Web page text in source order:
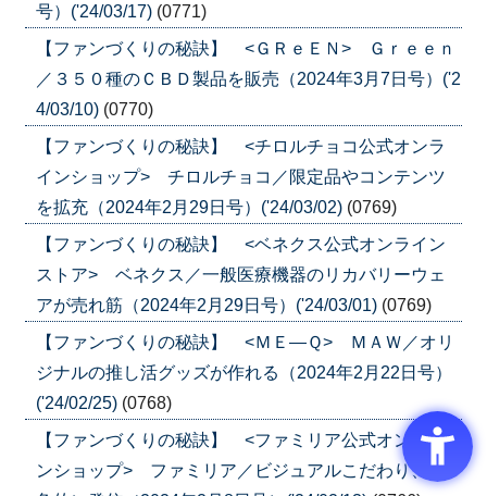
号）('24/03/17) (0771)
【ファンづくりの秘訣】 <ＧＲｅＥＮ> Ｇｒｅｅｎ
／３５０種のＣＢＤ製品を販売（2024年3月7日号）('2
4/03/10) (0770)
【ファンづくりの秘訣】 <チロルチョコ公式オンラ
インショップ> チロルチョコ／限定品やコンテンツ
を拡充（2024年2月29日号）('24/03/02) (0769)
【ファンづくりの秘訣】 <ベネクス公式オンライン
ストア> ベネクス／一般医療機器のリカバリーウェ
アが売れ筋（2024年2月29日号）('24/03/01) (0769)
【ファンづくりの秘訣】 <ＭＥ―Ｑ> ＭＡＷ／オリ
ジナルの推し活グッズが作れる（2024年2月22日号）
('24/02/25) (0768)
【ファンづくりの秘訣】 <ファミリア公式オンライ
ンショップ> ファミリア／ビジュアルこだわり、多